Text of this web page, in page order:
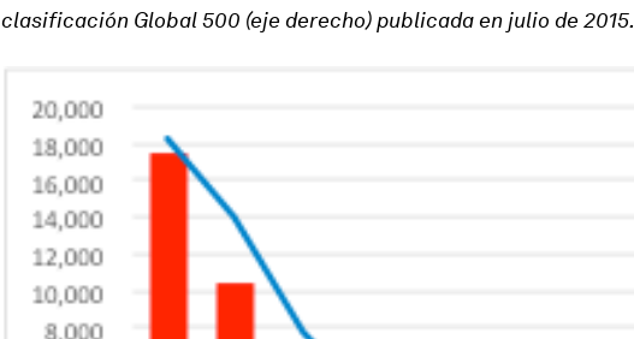
clasificación Global 500 (eje derecho) publicada en julio de 2015.